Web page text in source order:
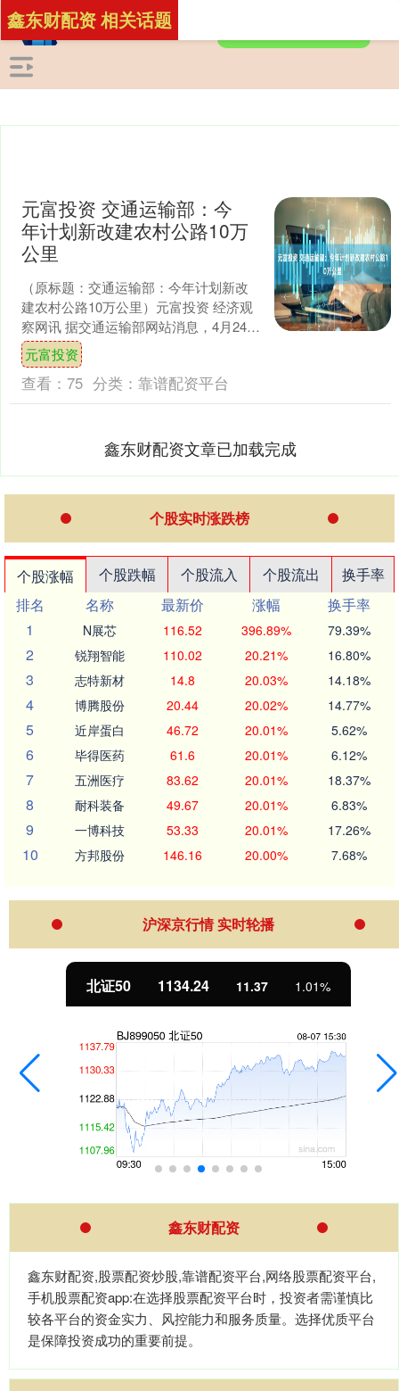
鑫东财配资 相关话题
元富投资 交通运输部：今
年计划新改建农村公路10万
公里
（原标题：交通运输部：今年计划新改
建农村公路10万公里）元富投资 经济观
察网讯 据交通运输部网站消息，4月24
日，交通运输部举行新闻发布会。 问：
交通运输部今年....
元富投资
查看： 75 分类： 靠谱配资平台
鑫东财配资文章已加载完成
个股实时涨跌榜
个股涨幅 个股跌幅 个股流入 个股流出
换手率
排名
名称 最新价 涨幅
换手率
1
N展芯 116.52 396.89% 79.39%
2 锐翔智能 110.02 20.21% 16.80%
3 志特新材 14.8 20.03% 14.18%
4 博腾股份 20.44 20.02% 14.77%
5 近岸蛋白 46.72 20.01% 5.62%
6 毕得医药 61.6 20.01% 6.12%
7 五洲医疗 83.62 20.01% 18.37%
8 耐科装备 49.67 20.01% 6.83%
9 一博科技 53.33 20.01% 17.26%
10 方邦股份 146.16 20.00% 7.68%
沪深京行情 实时轮播
北证50 1134.24 11.37 1.01%
鑫东财配资
鑫东财配资,股票配资炒股,靠谱配资平台,网络股票配资平台,
手机股票配资app:在选择股票配资平台时，投资者需谨慎比
较各平台的资金实力、风控能力和服务质量。选择优质平台
是保障投资成功的重要前提。